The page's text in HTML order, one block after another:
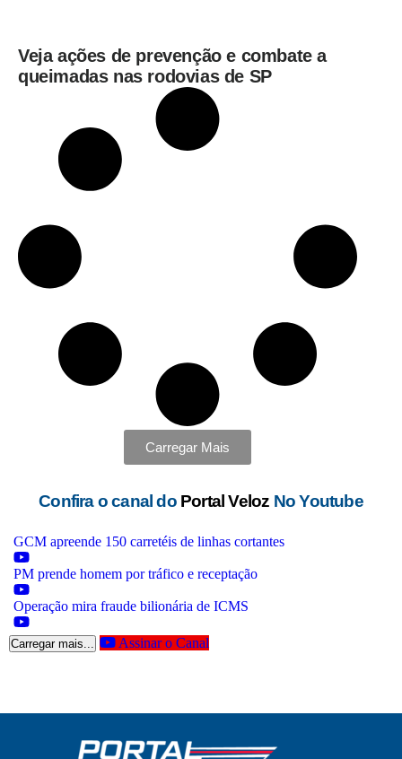
Veja ações de prevenção e combate a
queimadas nas rodovias de SP
Carregar Mais
Confira o canal do Portal Veloz No Youtube
GCM apreende 150 carretéis de linhas cortantes
PM prende homem por tráfico e receptação
Operação mira fraude bilionária de ICMS
Carregar mais... Assinar o Canal